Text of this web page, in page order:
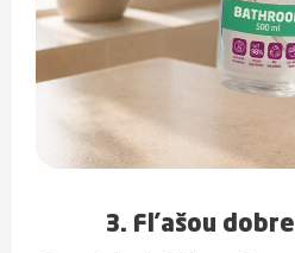
3. Fľašou dobre